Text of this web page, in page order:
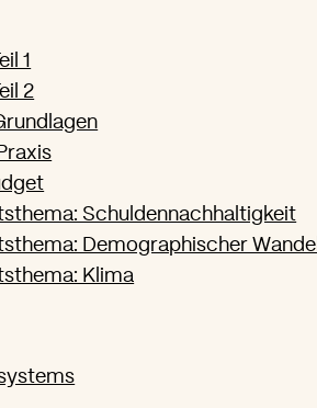
1
2
Schuldennachhaltigkeit
Demographischer Wandel
Klima